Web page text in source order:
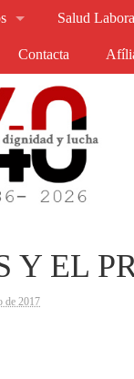
Salud
Contacta
Y EL
de 2017